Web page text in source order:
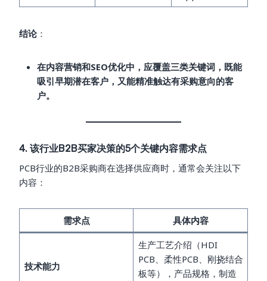
结论：
在内容营销和SEO优化中，应覆盖三类关键词，既能
吸引早期潜在客户，又能精准触达有采购意向的客
户。
4. 该行业B2B买家决策的5个关键内容需求点
PCB行业的B2B采购商在选择供应商时，通常会关注以下
内容：
需求点 具体内容
技术能力
生产工艺介绍（HDI
PCB、柔性PCB、刚挠结合
板等），产品规格，制造